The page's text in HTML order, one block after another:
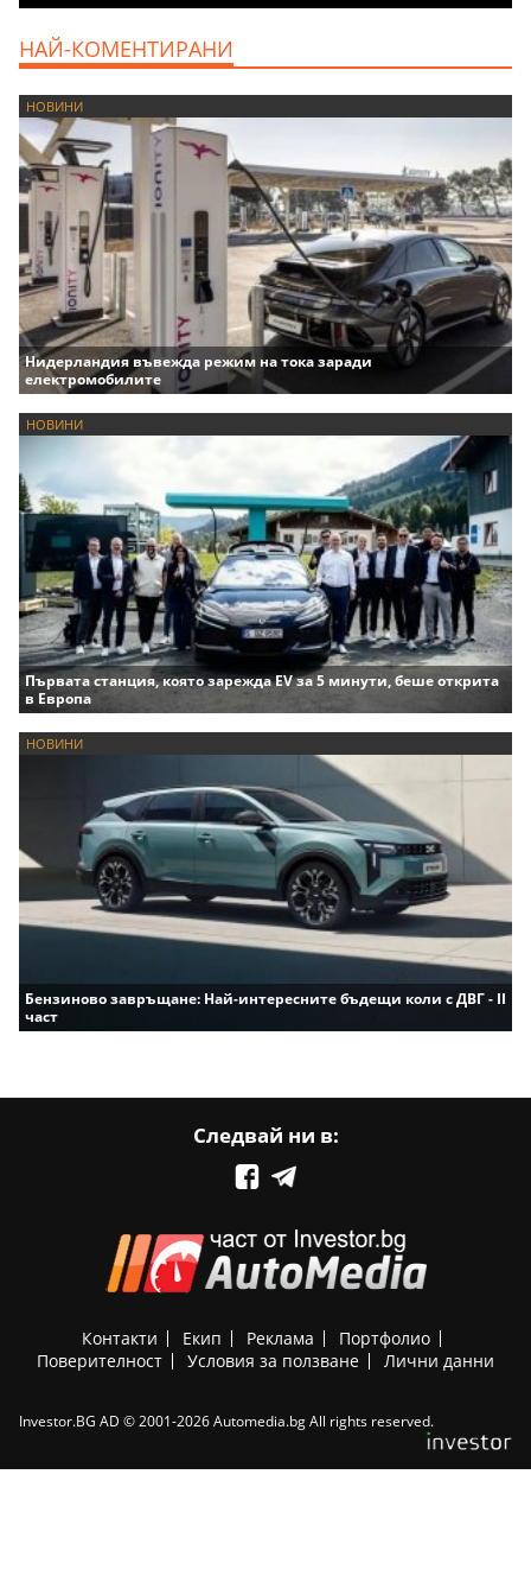
НАЙ-КОМЕНТИРАНИ
НОВИНИ
Нидерландия въвежда режим на тока заради
електромобилите
НОВИНИ
Първата станция, която зарежда EV за 5 минути, беше открита
в Европа
НОВИНИ
Бензиново завръщане: Най-интересните бъдещи коли с ДВГ - II
част
Следвай ни в:
Контакти Екип Реклама
Портфолио
Поверителност
Условия за ползване Лични данни
Investor.BG AD © 2001-2026 Automedia.bg All rights reserved.